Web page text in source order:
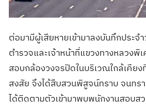
ต่อมามีผู้เสียหายเข้ามาลงบันทึกประจ
ตำรวจและเจ้าหน้าที่แขวงทางหลวงพิ
สอบกล้องวงจรปิดในบริเวณใกล้เคีย
สงสัย จึงได้สืบสวนพิสูจน์ทราบ จนทร
ได้ติดตามตัวเข้ามาพบพนักงานสอบส